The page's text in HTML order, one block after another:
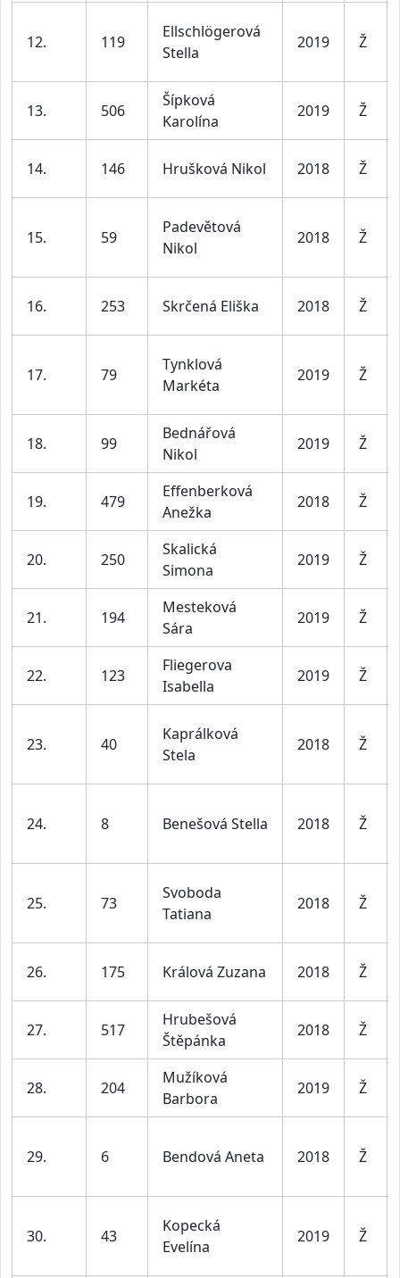
12. 119
Ellschlögerová
Stella
2019 Ž
13. 506
Šípková
Karolína
2019 Ž
14. 146 Hrušková Nikol 2018 Ž
15. 59
Padevětová
Nikol
2018 Ž
16. 253 Skrčená Eliška 2018 Ž
17. 79
Tynklová
Markéta
2019 Ž
18. 99
Bednářová
Nikol
2019 Ž
19. 479
Effenberková
Anežka
2018 Ž
20. 250
Skalická
Simona
2019 Ž
21. 194
Mesteková
Sára
2019 Ž
22. 123
Fliegerova
Isabella
2019 Ž
23. 40
Kaprálková
Stela
2018 Ž
24. 8 Benešová Stella 2018 Ž
25. 73
Svoboda
Tatiana
2018 Ž
26. 175 Králová Zuzana 2018 Ž
27. 517
Hrubešová
Štěpánka
2018 Ž
28. 204
Mužíková
Barbora
2019 Ž
29. 6 Bendová Aneta 2018 Ž
30. 43
Kopecká
Evelína
2019 Ž